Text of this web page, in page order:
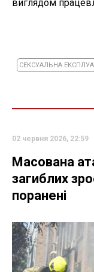
виглядом
СЕКСУАЛЬНА
02 червня 2026, 22:59
Масована
загиблих
поранені